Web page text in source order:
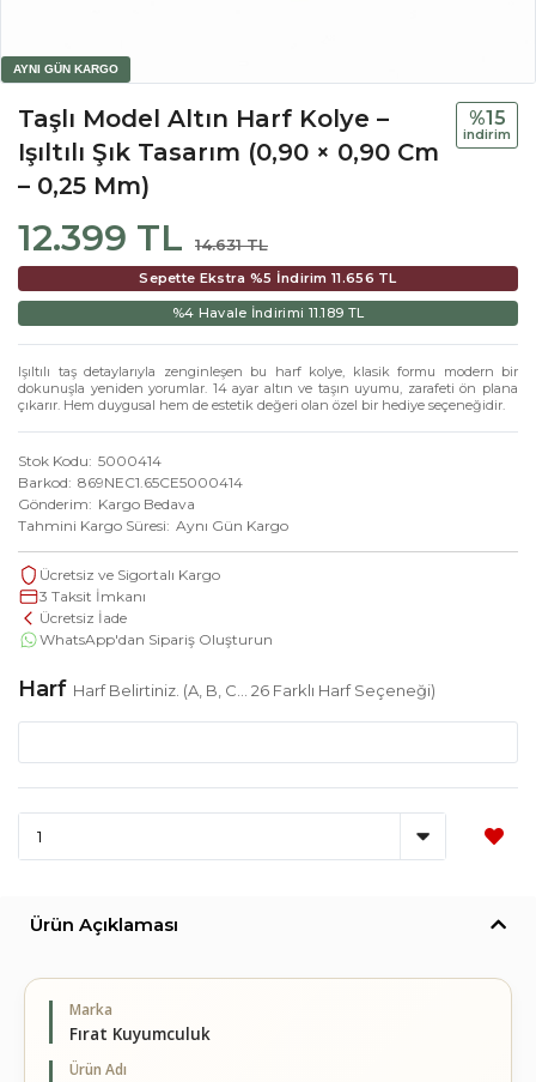
Taşlı Model Altın Harf Kolye –
Işıltılı Şık Tasarım (0,90 × 0,90 Cm
– 0,25 Mm)
12.399 TL 14.631 TL
%15
i̇ndi̇ri̇m
Sepette Ekstra %5 İndirim11.656 TL
%4 Havale İndirimi 11.189 TL
Işıltılı taş detaylarıyla zenginleşen bu harf kolye, klasik formu modern bir
dokunuşla yeniden yorumlar. 14 ayar altın ve taşın uyumu, zarafeti ön plana
çıkarır. Hem duygusal hem de estetik değeri olan özel bir hediye seçeneğidir.
Stok Kodu 5000414
Barkod 869NEC1.65CE5000414
Gönderim
Kargo Bedava
Tahmini Kargo Süresi Aynı Gün Kargo
Ücretsiz ve Sigortalı Kargo
3 Taksit İmkanı
Ücretsiz İade
WhatsApp'dan Sipariş Oluşturun
Harf Harf Belirtiniz. (A, B, C... 26 Farklı Harf Seçeneği)
Ürün Açıklaması
Marka
Fırat Kuyumculuk
Ürün Adı